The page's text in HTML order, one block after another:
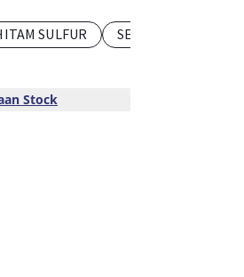
SULFUR SEDANG MUDA
Stock